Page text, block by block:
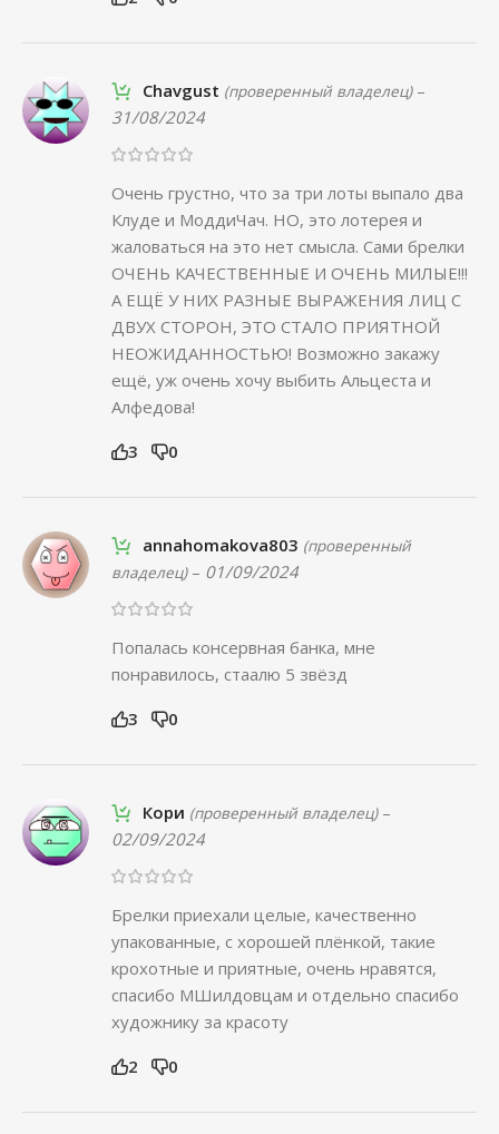
Chavgust (проверенный владелец) –
31/08/2024
Очень грустно, что за три лоты выпало два
Клуде и МоддиЧач. НО, это лотерея и
жаловаться на это нет смысла. Сами брелки
ОЧЕНЬ КАЧЕСТВЕННЫЕ И ОЧЕНЬ МИЛЫЕ!!!
А ЕЩЁ У НИХ РАЗНЫЕ ВЫРАЖЕНИЯ ЛИЦ С
ДВУХ СТОРОН, ЭТО СТАЛО ПРИЯТНОЙ
НЕОЖИДАННОСТЬЮ! Возможно закажу
ещё, уж очень хочу выбить Альцеста и
Алфедова!
3 0
annahomakova803 (проверенный
владелец) – 01/09/2024
Попалась консервная банка, мне
понравилось, стаалю 5 звёзд
3 0
Кори (проверенный владелец) –
02/09/2024
Брелки приехали целые, качественно
упакованные, с хорошей плёнкой, такие
крохотные и приятные, очень нравятся,
спасибо МШилдовцам и отдельно спасибо
художнику за красоту
2 0